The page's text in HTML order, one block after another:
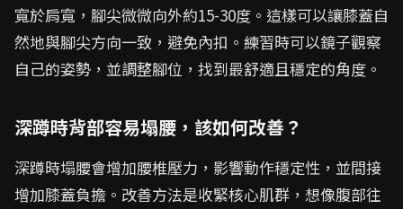
寬於肩寬，腳尖微微向外約15-30度。這樣可以讓膝蓋自
然地與腳尖方向一致，避免內扣。練習時可以鏡子觀察
自己的姿勢，並調整腳位，找到最舒適且穩定的角度。
深蹲時背部容易塌腰，該如何改善？
深蹲時塌腰會增加腰椎壓力，影響動作穩定性，並間接
增加膝蓋負擔。改善方法是收緊核心肌群，想像腹部往